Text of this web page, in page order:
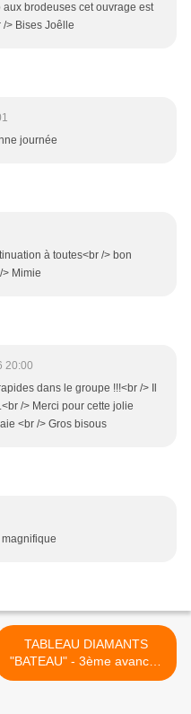
brodeuses cet ouvrage est
> Bises Joêlle
journée
à toutes<br /> bon
Mimie
20:00
dans le groupe !!!<br /> Il
/> Merci pour cette jolie
<br /> Gros bisous
TABLEAU DIAMANTS
"BATEAU" - 3ème avancée
>